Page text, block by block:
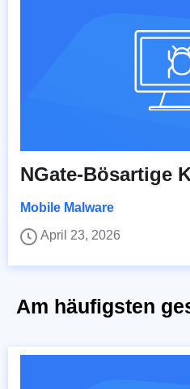
NGate-Bösartige
Mobile Malware
April 23, 2026
Am häufigsten